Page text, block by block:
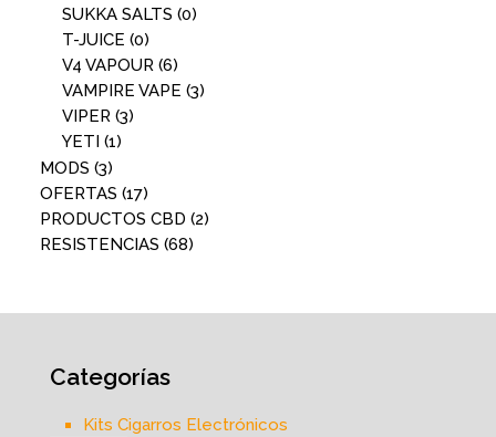
SUKKA SALTS (0)
T-JUICE (0)
V4 VAPOUR (6)
VAMPIRE VAPE (3)
VIPER (3)
YETI (1)
MODS (3)
OFERTAS (17)
PRODUCTOS CBD (2)
RESISTENCIAS (68)
Categorías
Kits Cigarros Electrónicos